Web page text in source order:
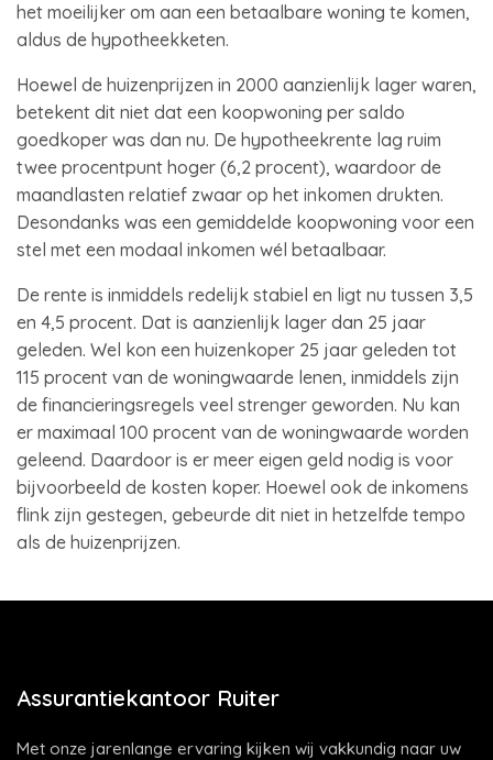
het moeilijker om aan een betaalbare woning te komen,
aldus de hypotheekketen.
Hoewel de huizenprijzen in 2000 aanzienlijk lager waren,
betekent dit niet dat een koopwoning per saldo
goedkoper was dan nu. De hypotheekrente lag ruim
twee procentpunt hoger (6,2 procent), waardoor de
maandlasten relatief zwaar op het inkomen drukten.
Desondanks was een gemiddelde koopwoning voor een
stel met een modaal inkomen wél betaalbaar.
De rente is inmiddels redelijk stabiel en ligt nu tussen 3,5
en 4,5 procent. Dat is aanzienlijk lager dan 25 jaar
geleden. Wel kon een huizenkoper 25 jaar geleden tot
115 procent van de woningwaarde lenen, inmiddels zijn
de financieringsregels veel strenger geworden. Nu kan
er maximaal 100 procent van de woningwaarde worden
geleend. Daardoor is er meer eigen geld nodig is voor
bijvoorbeeld de kosten koper. Hoewel ook de inkomens
flink zijn gestegen, gebeurde dit niet in hetzelfde tempo
als de huizenprijzen.
Assurantiekantoor Ruiter
Met onze jarenlange ervaring kijken wij vakkundig naar uw